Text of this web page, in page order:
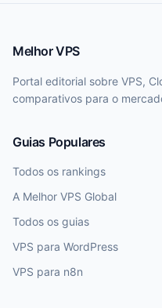
Melhor VPS
Portal editorial sobre VPS,
comparativos para o
Guias Populares
Todos os rankings
A Melhor VPS Global
Todos os guias
VPS para WordPress
VPS para n8n